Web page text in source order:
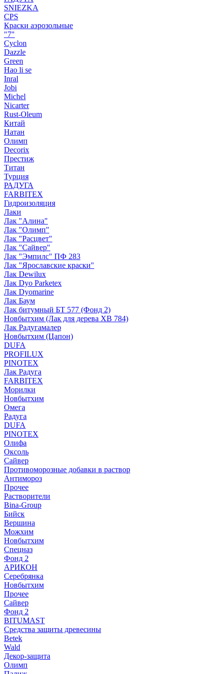
SNIEZKA
CPS
Краски аэрозольные
"7"
Cyclon
Dazzle
Green
Hao li se
Inral
Jobi
Michel
Nicarter
Rust-Oleum
Китай
Натан
Олимп
Decorix
Престиж
Титан
Турция
РАДУГА
FARBITEX
Гидроизоляция
Лаки
Лак "Алина"
Лак "Олимп"
Лак "Расцвет"
Лак "Сайвер"
Лак "Эмпилс" ПФ 283
Лак "Ярославские краски"
Лак Dewilux
Лак Dyo Parketex
Лак Dyomarine
Лак Баум
Лак битумный БТ 577 (Фонд 2)
Новбытхим (Лак для дерева ХВ 784)
Лак Радугамалер
Новбытхим (Цапон)
DUFA
PROFILUX
PINOTEX
Лак Радуга
FARBITEX
Морилки
Новбытхим
Омега
Радуга
DUFA
PINOTEX
Олифа
Оксоль
Сайвер
Противоморозные добавки в раствор
Антимороз
Прочее
Растворители
Bina-Group
Бийск
Вершина
Можхим
Новбытхим
Спецназ
Фонд 2
АРИКОН
Серебрянка
Новбытхим
Прочее
Сайвер
Фонд 2
BITUMAST
Средства защиты древесины
Betek
Wald
Декор-защита
Олимп